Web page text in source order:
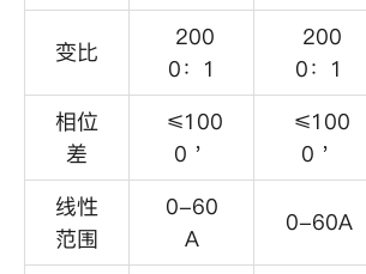
变比
200
0：1
200
0：1
相位
差
≤100
0＇
≤100
0＇
线性
范围
0-60
A
0-60A